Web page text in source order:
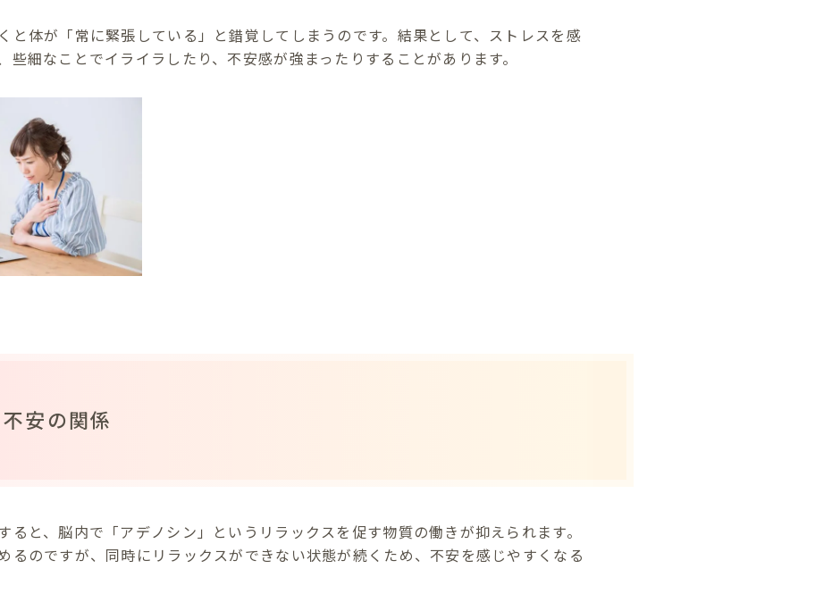
と体が「常に緊張している」と錯覚してしまうのです。結果として、ストレスを感
些細なことでイライラしたり、不安感が強まったりすることがあります。
安の関係
ると、脳内で「アデノシン」というリラックスを促す物質の働きが抑えられます。
るのですが、同時にリラックスができない状態が続くため、不安を感じやすくなる